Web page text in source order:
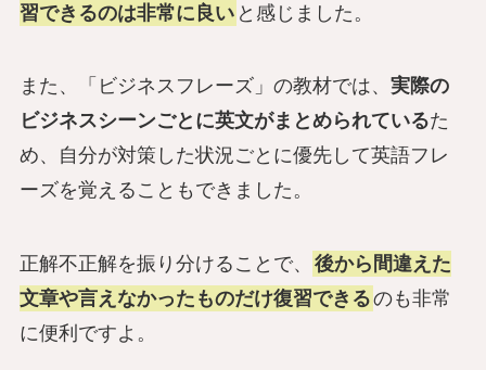
習できるのは非常に良い と感じました。
また、「ビジネスフレーズ」の教材では、 実際の
ビジネスシーンごとに英文がまとめられているた
め、自分が対策した状況ごとに優先して英語フレ
ーズを覚えることもできました。
正解不正解を振り分けることで、
後から間違えた
文章や言えなかったものだけ復習できるのも非常
に便利ですよ。